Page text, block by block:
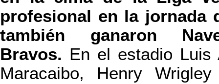
profesional en la jornada
también ganaron
Bravos. En el estadio Luis
Maracaibo, Henry